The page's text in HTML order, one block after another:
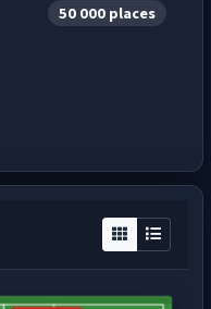
50 000 places